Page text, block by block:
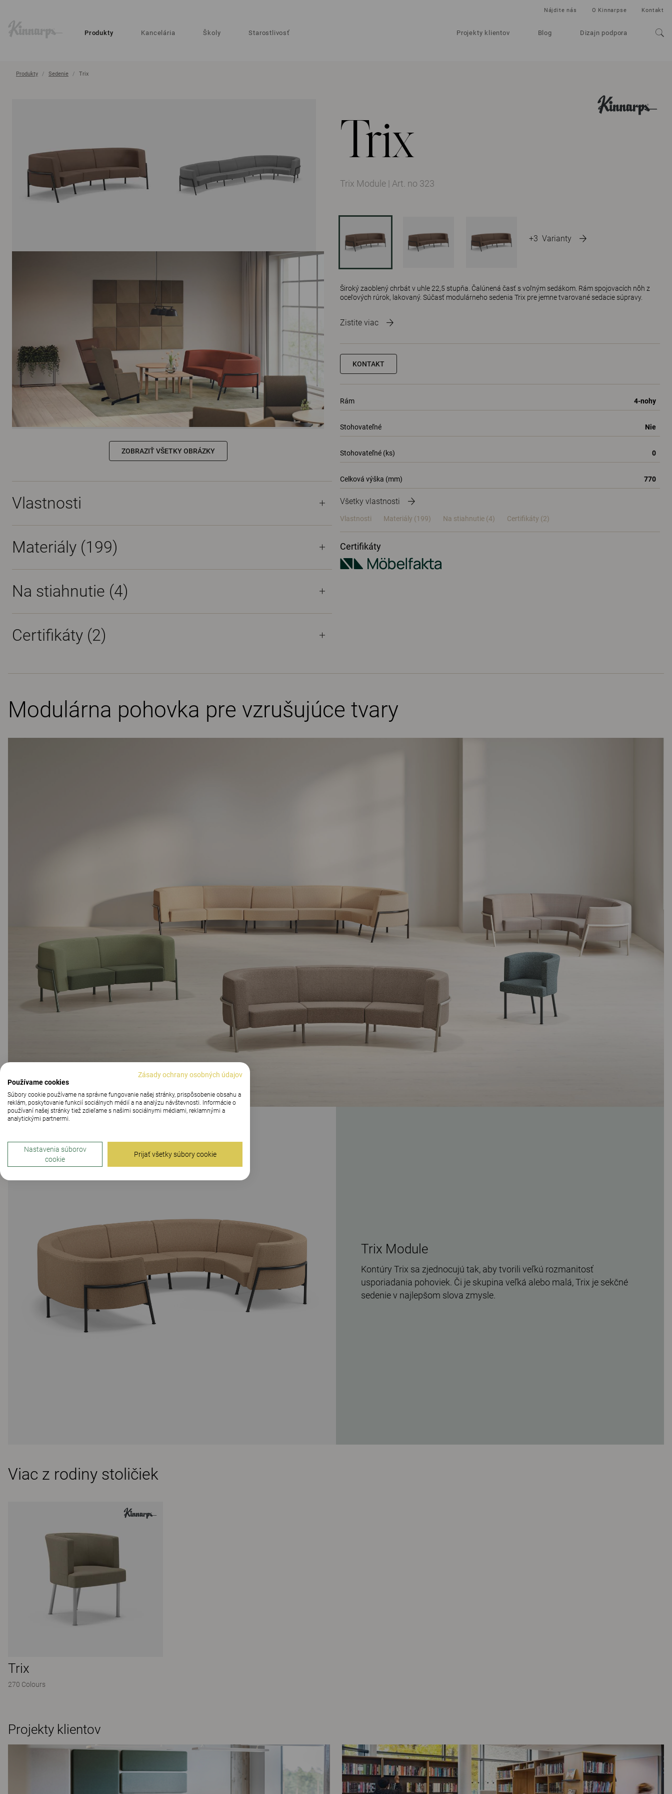
Produkty Kancelária Školy Starostlivosť Projekty klientov Blog Dizajn podpora
Nájdite nás O Kinnarpse Kontakt
Produkty Sedenie Trix
Trix
+3 Varianty
Trix Module | Art. no 323
Široký zaoblený chrbát v uhle 22,5 stupňa. Čalúnená časť s voľným sedákom. Rám spojovacích nôh z
oceľových rúrok, lakovaný. Súčasť modulárneho sedenia Trix pre jemne tvarované sedacie súpravy.
Zistite viac
KONTAKT
Rám 4-nohy
Stohovateľné Nie
Stohovateľné (ks) 0
Celková výška (mm) 770
Všetky vlastnosti
Vlastnosti Materiály (199) Na stiahnutie (4) Certifikáty (2)
Certifikáty
ZOBRAZIŤ VŠETKY OBRÁZKY
Vlastnosti
Materiály (199)
Na stiahnutie (4)
Certifikáty (2)
Modulárna pohovka pre vzrušujúce tvary
Trix Module
Kontúry Trix sa zjednocujú tak, aby tvorili veľkú rozmanitosť
usporiadania pohoviek. Či je skupina veľká alebo malá, Trix je sekčné
sedenie v najlepšom slova zmysle.
Viac z rodiny stoličiek
Trix
270 Colours
Projekty klientov
Zásady ochrany osobných údajov
Používame cookies
Súbory cookie používame na správne fungovanie našej stránky, prispôsobenie obsahu a
reklám, poskytovanie funkcií sociálnych médií a na analýzu návštevnosti. Informácie o
používaní našej stránky tiež zdieľame s našimi sociálnymi médiami, reklamnými a
analytickými partnermi.
Nastavenia súborov
cookie
Prijať všetky súbory cookie